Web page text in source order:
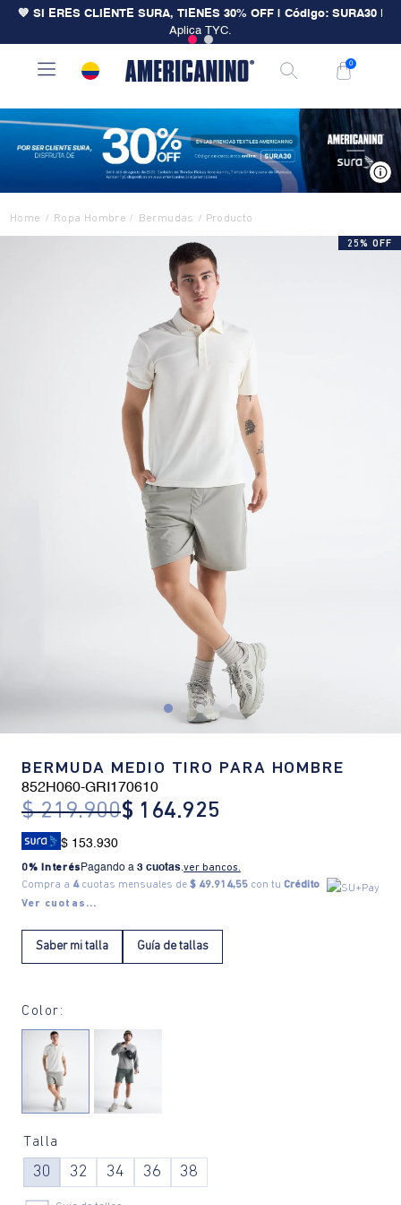
💙 SI ERES CLIENTE SURA, TIENES 30% OFF | Código: SURA30
Aplica TYC.
0
Ropa Hombre Bermudas
25% OFF
BERMUDA MEDIO TIRO PARA HOMBRE
852H060-GRI170610
$ 219.900$ 164.925
$ 153.930
0% InterésPagando a 3 cuotas.ver bancos.
Compra a 4cuotas mensuales de $ 49.914,55 con tu Crédito
Ver cuotas...
Saber mi talla Guía de tallas
Color:
Talla
30 32 34 36 38